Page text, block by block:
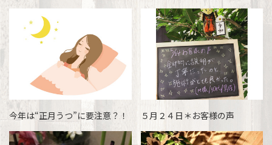
今年は“正月うつ”に要注意？！ ５月２４日＊お客様の声